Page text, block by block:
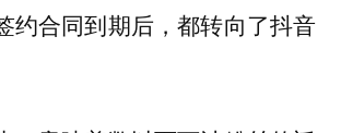
约合同到期后，都转向了抖音